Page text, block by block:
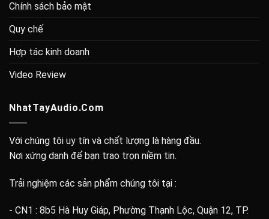
Chính sách bảo mật
Quy chế
Hợp tác kinh doanh
Video Review
NhatTayAudio.Com
Với chúng tôi uy tín và chất lượng là hàng đầu.
Nơi xứng danh để bạn trao trọn niềm tin.
Trải nghiệm các sản phẩm chúng tôi tại :
- CN1 : 8b5 Hà Huy Giáp, Phường Thạnh Lộc, Quận 12, TP.